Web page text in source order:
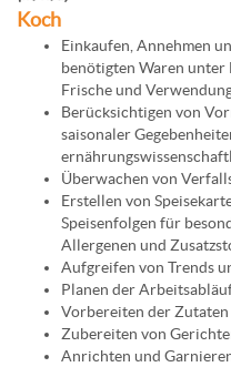
Koch
Einkaufen, Annehmen
benötigten Waren unter
Frische und
Berücksichtigen von
saisonaler
Überwachen von
Erstellen von
Speisenfolgen für
Allergenen und
Aufgreifen von Trends
Planen der
Vorbereiten der Zutaten
Zubereiten von
Anrichten und